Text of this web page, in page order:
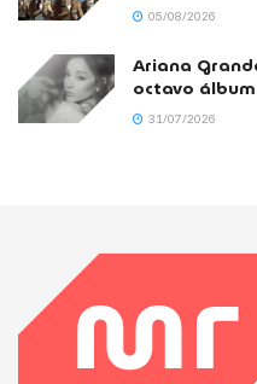
05/08/2026
Ariana
octavo álbum
31/07/2026